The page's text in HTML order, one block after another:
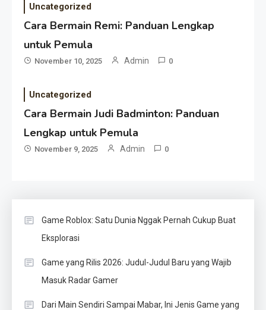
Uncategorized
Cara Bermain Remi: Panduan Lengkap
untuk Pemula
November 10, 2025 Admin 0
Uncategorized
Cara Bermain Judi Badminton: Panduan
Lengkap untuk Pemula
November 9, 2025 Admin 0
Game Roblox: Satu Dunia Nggak Pernah Cukup Buat
Eksplorasi
Game yang Rilis 2026: Judul-Judul Baru yang Wajib
Masuk Radar Gamer
Dari Main Sendiri Sampai Mabar, Ini Jenis Game yang